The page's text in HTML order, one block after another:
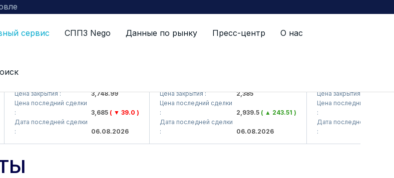
сервис СППЗ Nego Данные по рынку Пресс-центр О нас
Цена закрытия :
3,748.99
Цена последний сделки
3,685( ▼ 39.0 )
Дата последней сделки
06.08.2026
Цена закрытия :
2,385
Цена последний сделки
2,939.5( ▲ 243.51 )
Дата последней сделки
06.08.2026
Цена закрытия :
Цена последний сделки
Дата последней сделки